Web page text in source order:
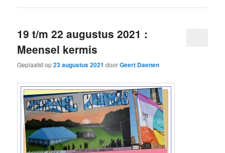
19 t/m 22 augustus 2021 :
Meensel kermis
Geplaatst op23 augustus 2021 doorGeert Daenen